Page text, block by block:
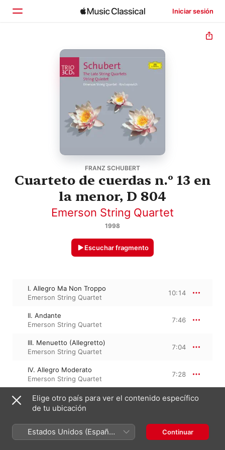
Iniciar sesión
Explorar
FRANZ SCHUBERT
Cuarteto de cuerdas n.º 13 en
la menor, D 804
Emerson String Quartet
1998
Escuchar fragmento
I. Allegro Ma Non Troppo
Emerson String Quartet
10:14
II. Andante
Emerson String Quartet
7:46
III. Menuetto (Allegretto)
Emerson String Quartet
7:04
IV. Allegro Moderato
Emerson String Quartet
7:28
1 de enero de 2004
4 piezas, 32 minutos
℗ This Compilation 2004 Deutsche Grammophon GmbH,
Berlin
Elige otro país para ver el contenido específico
de tu ubicación
Estados Unidos (Español
México)
Continuar